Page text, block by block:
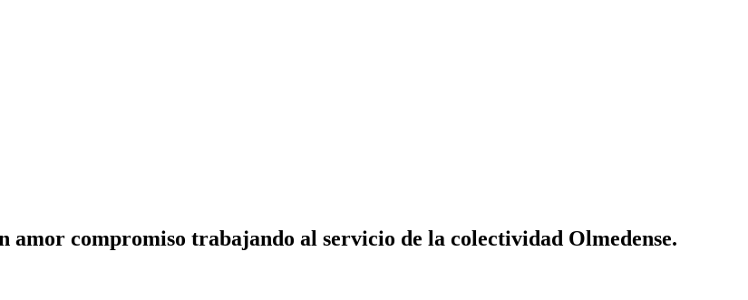
compromiso trabajando al servicio de la colectividad Olmedense.